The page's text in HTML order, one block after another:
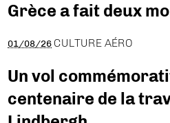
Grèce a fait deux
01/08/26 CULTURE AÉRO
Un vol
centenaire de la